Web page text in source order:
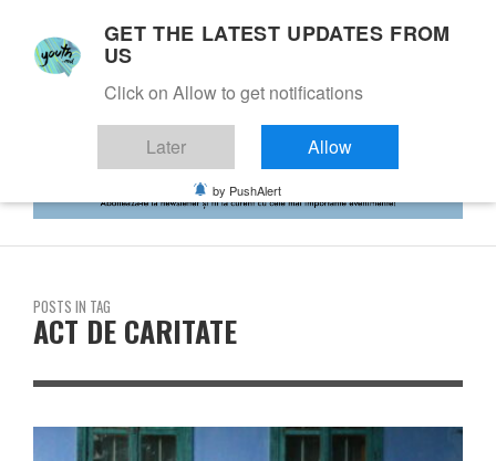
POSTS IN TAG
ACT DE CARITATE
GET THE LATEST UPDATES FROM
US
Click on Allow to get notifications
Later Allow
by PushAlert